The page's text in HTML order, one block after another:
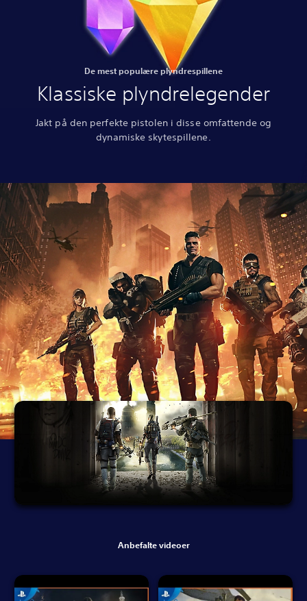
De mest populære plyndrespillene
Klassiske plyndrelegender
Jakt på den perfekte pistolen i disse omfattende og
dynamiske skytespillene.
Anbefalte videoer